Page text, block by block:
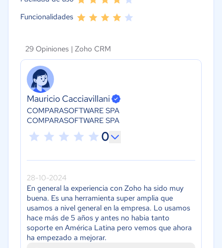
Funcionalidades
29 Opiniones | Zoho CRM
Mauricio Cacciavillani
COMPARASOFTWARE SPA
COMPARASOFTWARE SPA
0
28-10-2024
En general la experiencia con Zoho ha sido muy
buena. Es una herramienta super amplia que
usamos a nivel general en la empresa. Lo usamos
hace más de 5 años y antes no habia tanto
soporte en América Latina pero vemos que ahora
ha empezado a mejorar.